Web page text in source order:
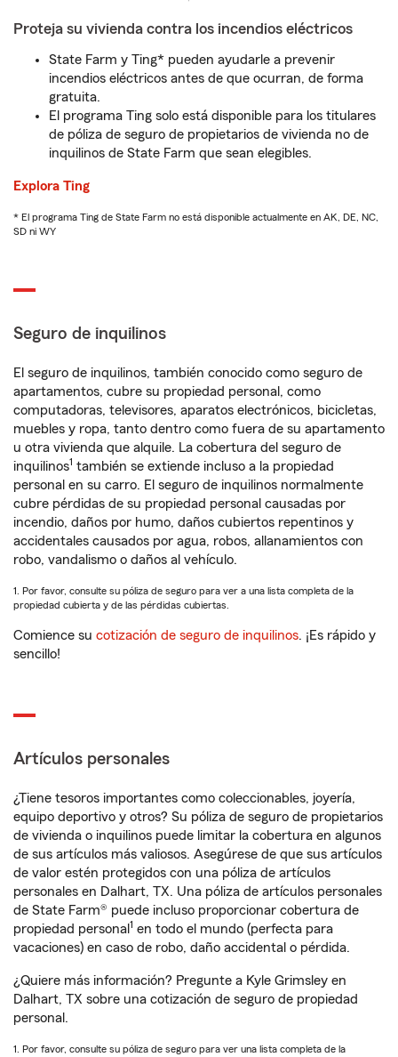
Proteja su vivienda contra los incendios eléctricos
State Farm y Ting* pueden ayudarle a prevenir
incendios eléctricos antes de que ocurran, de forma
gratuita.
El programa Ting solo está disponible para los titulares
de póliza de seguro de propietarios de vivienda no de
inquilinos de State Farm que sean elegibles.
Explora Ting
* El programa Ting de State Farm no está disponible actualmente en AK, DE, NC,
SD ni WY
Seguro de inquilinos
El seguro de inquilinos, también conocido como seguro de
apartamentos, cubre su propiedad personal, como
computadoras, televisores, aparatos electrónicos, bicicletas,
muebles y ropa, tanto dentro como fuera de su apartamento
u otra vivienda que alquile. La cobertura del seguro de
inquilinos1 también se extiende incluso a la propiedad
personal en su carro. El seguro de inquilinos normalmente
cubre pérdidas de su propiedad personal causadas por
incendio, daños por humo, daños cubiertos repentinos y
accidentales causados por agua, robos, allanamientos con
robo, vandalismo o daños al vehículo.
1. Por favor, consulte su póliza de seguro para ver a una lista completa de la
propiedad cubierta y de las pérdidas cubiertas.
Comience su cotización de seguro de inquilinos. ¡Es rápido y
sencillo!
Artículos personales
¿Tiene tesoros importantes como coleccionables, joyería,
equipo deportivo y otros? Su póliza de seguro de propietarios
de vivienda o inquilinos puede limitar la cobertura en algunos
de sus artículos más valiosos. Asegúrese de que sus artículos
de valor estén protegidos con una póliza de artículos
personales en Dalhart, TX. Una póliza de artículos personales
de State Farm® puede incluso proporcionar cobertura de
propiedad personal 1 en todo el mundo (perfecta para
vacaciones) en caso de robo, daño accidental o pérdida.
¿Quiere más información? Pregunte a Kyle Grimsley en
Dalhart, TX sobre una cotización de seguro de propiedad
personal.
1. Por favor, consulte su póliza de seguro para ver una lista completa de la